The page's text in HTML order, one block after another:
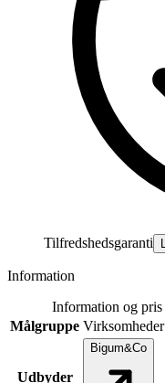
Tilfredshedsgaranti
Information
Information og pris
Målgruppe Virksomheder
Udbyder
Bigum&Co